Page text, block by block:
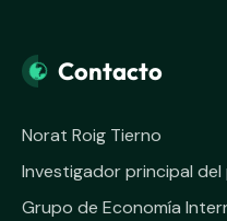
Contacto
Norat Roig Tierno
Investigador principal del
Grupo de Economía